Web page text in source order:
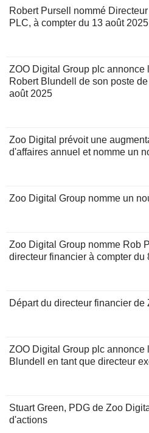
Robert Pursell nommé
PLC, à compter du 13 août 2025
ZOO Digital Group plc
Robert Blundell de son poste
août 2025
Zoo Digital prévoit une
d'affaires annuel et nomme un
Zoo Digital Group nomme un
Zoo Digital Group nomme Rob
directeur financier à compter du
Départ du directeur financier de
ZOO Digital Group plc
Blundell en tant que directeur
Stuart Green, PDG de Zoo
d'actions